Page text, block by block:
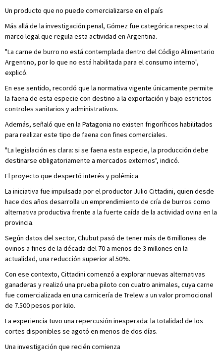
Un producto que no puede comercializarse en el país
Más allá de la investigación penal, Gómez fue categórica respecto al
marco legal que regula esta actividad en Argentina.
"La carne de burro no está contemplada dentro del Código Alimentario
Argentino, por lo que no está habilitada para el consumo interno",
explicó.
En ese sentido, recordó que la normativa vigente únicamente permite
la faena de esta especie con destino a la exportación y bajo estrictos
controles sanitarios y administrativos.
Además, señaló que en la Patagonia no existen frigoríficos habilitados
para realizar este tipo de faena con fines comerciales.
"La legislación es clara: si se faena esta especie, la producción debe
destinarse obligatoriamente a mercados externos", indicó.
El proyecto que despertó interés y polémica
La iniciativa fue impulsada por el productor Julio Cittadini, quien desde
hace dos años desarrolla un emprendimiento de cría de burros como
alternativa productiva frente a la fuerte caída de la actividad ovina en la
provincia.
Según datos del sector, Chubut pasó de tener más de 6 millones de
ovinos a fines de la década del 70 a menos de 3 millones en la
actualidad, una reducción superior al 50%.
Con ese contexto, Cittadini comenzó a explorar nuevas alternativas
ganaderas y realizó una prueba piloto con cuatro animales, cuya carne
fue comercializada en una carnicería de Trelew a un valor promocional
de 7.500 pesos por kilo.
La experiencia tuvo una repercusión inesperada: la totalidad de los
cortes disponibles se agotó en menos de dos días.
Una investigación que recién comienza